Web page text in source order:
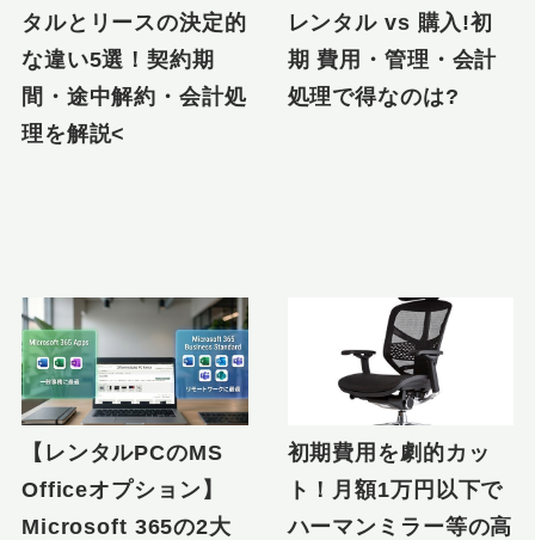
タルとリースの決定的
な違い5選！契約期
間・途中解約・会計処
理を解説<
レンタル vs 購入!初
期 費用・管理・会計
処理で得なのは?
【レンタルPCのMS
Officeオプション】
Microsoft 365の2大
初期費用を劇的カッ
ト！月額1万円以下で
ハーマンミラー等の高